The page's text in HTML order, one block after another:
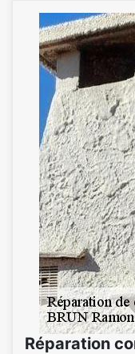
Réparation